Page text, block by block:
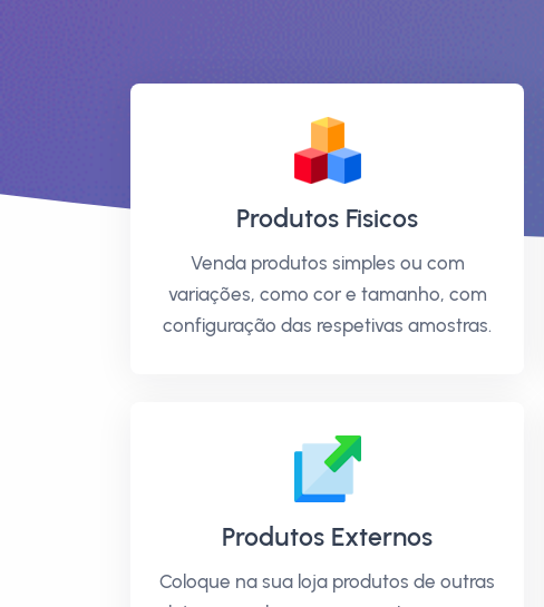
Produtos Fisicos
Venda produtos simples ou com
variações, como cor e tamanho, com
configuração das respetivas amostras.
Produtos Externos
Coloque na sua loja produtos de outras